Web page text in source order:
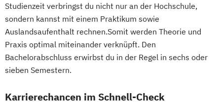
Studienzeit verbringst du nicht nur an der Hochschule,
sondern kannst mit einem Praktikum sowie
Auslandsaufenthalt rechnen.Somit werden Theorie und
Praxis optimal miteinander verknüpft. Den
Bachelorabschluss erwirbst du in der Regel in sechs oder
sieben Semestern.
Karrierechancen im Schnell-Check